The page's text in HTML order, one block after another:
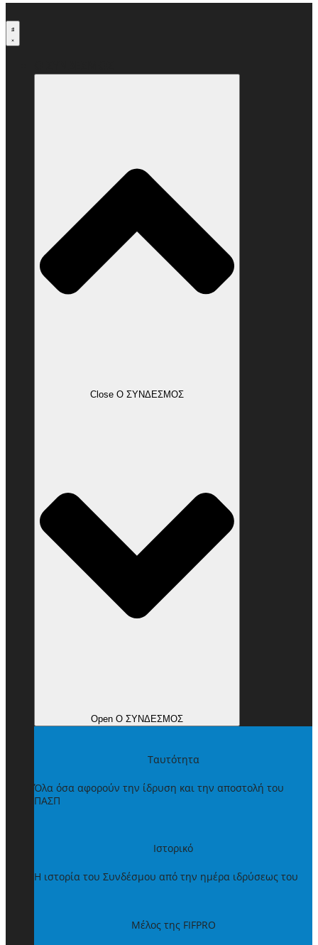
στο
περιεχόμενο
Close Ο ΣΥΝΔΕΣΜΟΣ
Open Ο ΣΥΝΔΕΣΜΟΣ
Ταυτότητα
Όλα όσα αφορούν την ίδρυση και την αποστολή του
ΠΑΣΠ
Ιστορικό
Η ιστορία του Συνδέσμου από την ημέρα ιδρύσεως του
Μέλος της FIFPRO